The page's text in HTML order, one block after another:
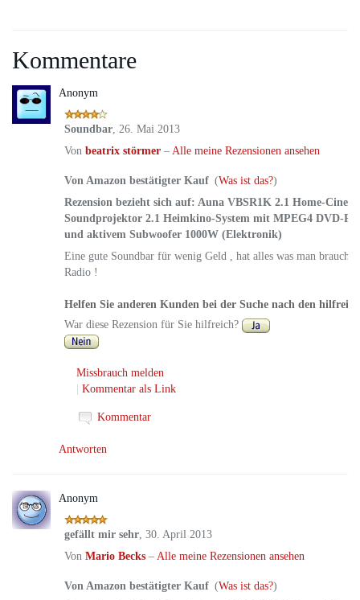
Kommentare
Anonym
Soundbar, 26. Mai 2013
Von beatrix störmer – Alle meine Rezensionen ansehen
Von Amazon bestätigter Kauf (Was ist das?)
Rezension bezieht sich auf: Auna VBSR1K 2.1 Home-
Soundprojektor 2.1 Heimkino-System mit MPEG4 DVD-
und aktivem Subwoofer 1000W (Elektronik)
Eine gute Soundbar für wenig Geld , hat alles was man braucht
Radio !
Helfen Sie anderen Kunden bei der Suche nach den
War diese Rezension für Sie hilfreich?
Missbrauch melden
Kommentar als Link
Kommentar
Antworten
Anonym
gefällt mir sehr, 30. April 2013
Von Mario Becks – Alle meine Rezensionen ansehen
Von Amazon bestätigter Kauf (Was ist das?)